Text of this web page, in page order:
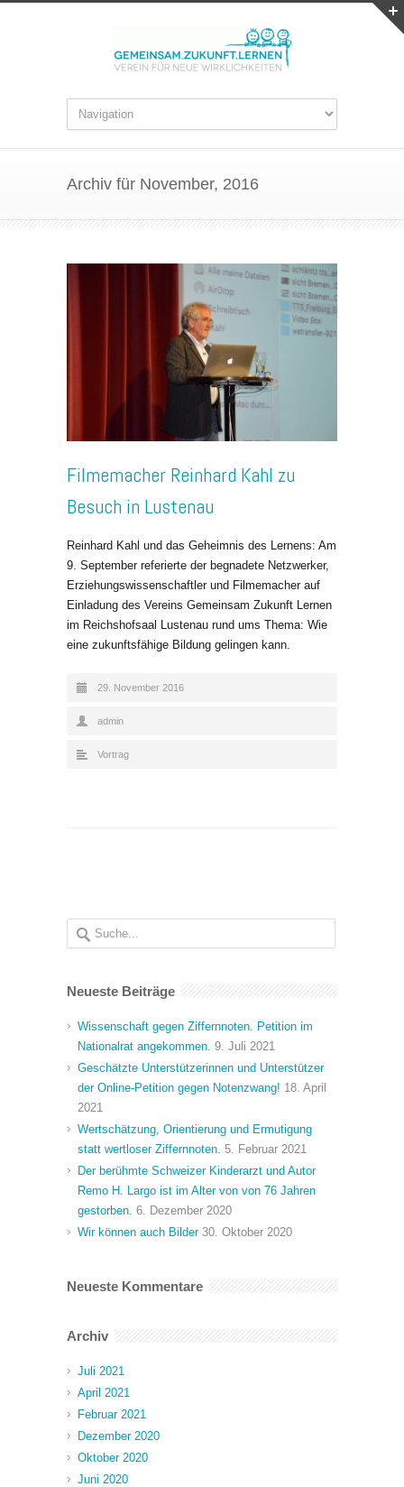
Archiv für November, 2016
Filmemacher Reinhard Kahl zu
Besuch in Lustenau
Reinhard Kahl und das Geheimnis des Lernens: Am
9. September referierte der begnadete Netzwerker,
Erziehungswissenschaftler und Filmemacher auf
Einladung des Vereins Gemeinsam Zukunft Lernen
im Reichshofsaal Lustenau rund ums Thema: Wie
eine zukunftsfähige Bildung gelingen kann.
29. November 2016
admin
Vortrag
Neueste Beiträge
Wissenschaft gegen Ziffernnoten. Petition im
Nationalrat angekommen. 9. Juli 2021
Geschätzte Unterstützerinnen und Unterstützer
der Online-Petition gegen Notenzwang! 18. April
2021
Wertschätzung, Orientierung und Ermutigung
statt wertloser Ziffernnoten. 5. Februar 2021
Der berühmte Schweizer Kinderarzt und Autor
Remo H. Largo ist im Alter von von 76 Jahren
gestorben. 6. Dezember 2020
Wir können auch Bilder 30. Oktober 2020
Neueste Kommentare
Archiv
Juli 2021
April 2021
Februar 2021
Dezember 2020
Oktober 2020
Juni 2020